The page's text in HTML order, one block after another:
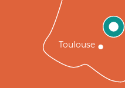
Toulouse